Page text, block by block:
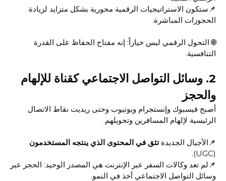
📌ستكون الاستراتيجيات الرقمية محورية بشكل متزايد لزيادة
الحجوزات المباشرة.
🌐 التحول الرقمي ليس خياراً: إنه مفتاح الحفاظ على القدرة
التنافسية.
2. وسائل التواصل الاجتماعي كقناة للإلهام
والحجز
أصبح فيسبوك وإنستجرام ويوتيوب وحتى ريديت نقاط الاتصال
الرئيسية لإلهام المسافرين وتحويلهم.
📌الأجيال الجديدةتثق في المحتوى الذي ينتجه المستخدمون
(UGC).
📌لم تعد وكالات السفر عبر الإنترنت هي المصدر الوحيد: الحجز عبر
وسائل التواصل الاجتماعي آخذ في النمو.